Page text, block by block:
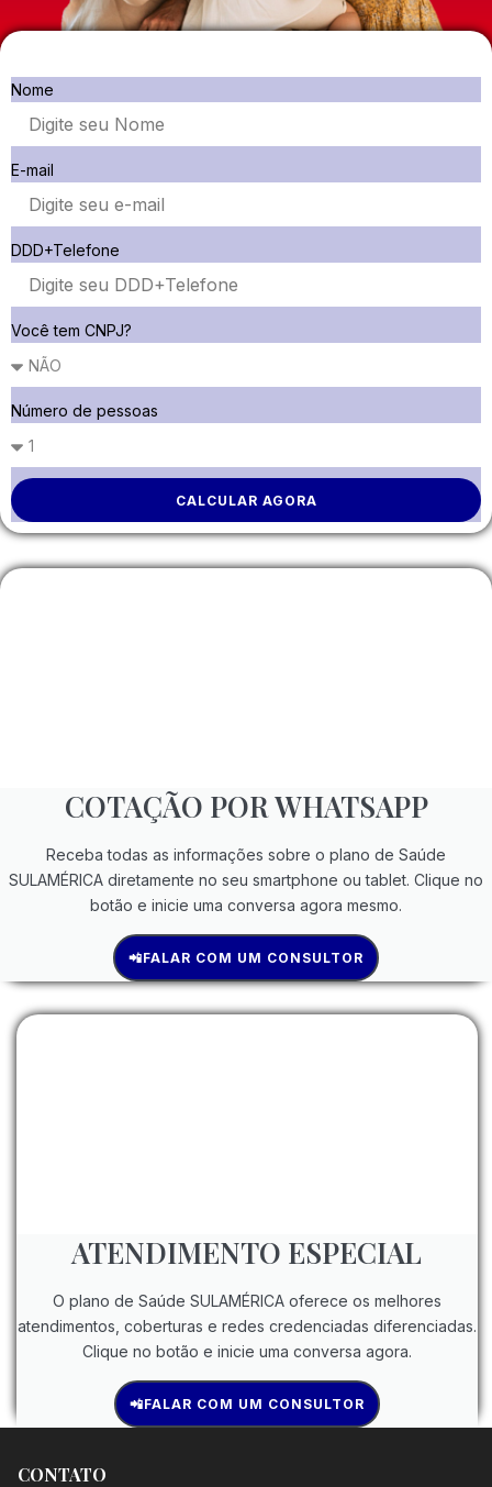
Nome
E-mail
DDD+Telefone
Você tem CNPJ?
Número de pessoas
CALCULAR AGORA
COTAÇÃO POR WHATSAPP
Receba todas as informações sobre o plano de Saúde
SULAMÉRICA diretamente no seu smartphone ou tablet. Clique no
botão e inicie uma conversa agora mesmo.
📲FALAR COM UM CONSULTOR
ATENDIMENTO ESPECIAL
O plano de Saúde SULAMÉRICA oferece os melhores
atendimentos, coberturas e redes credenciadas diferenciadas.
Clique no botão e inicie uma conversa agora.
📲FALAR COM UM CONSULTOR
CONTATO